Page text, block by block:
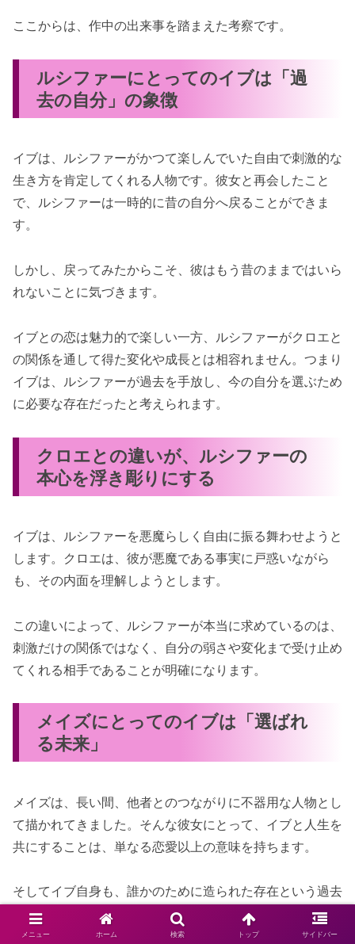
ここからは、作中の出来事を踏まえた考察です。
ルシファーにとってのイブは「過
去の自分」の象徴
イブは、ルシファーがかつて楽しんでいた自由で刺激的な
生き方を肯定してくれる人物です。彼女と再会したこと
で、ルシファーは一時的に昔の自分へ戻ることができま
す。
しかし、戻ってみたからこそ、彼はもう昔のままではいら
れないことに気づきます。
イブとの恋は魅力的で楽しい一方、ルシファーがクロエと
の関係を通して得た変化や成長とは相容れません。つまり
イブは、ルシファーが過去を手放し、今の自分を選ぶため
に必要な存在だったと考えられます。
クロエとの違いが、ルシファーの
本心を浮き彫りにする
イブは、ルシファーを悪魔らしく自由に振る舞わせようと
します。クロエは、彼が悪魔である事実に戸惑いながら
も、その内面を理解しようとします。
この違いによって、ルシファーが本当に求めているのは、
刺激だけの関係ではなく、自分の弱さや変化まで受け止め
てくれる相手であることが明確になります。
メイズにとってのイブは「選ばれ
る未来」
メイズは、長い間、他者とのつながりに不器用な人物とし
て描かれてきました。そんな彼女にとって、イブと人生を
共にすることは、単なる恋愛以上の意味を持ちます。
そしてイブ自身も、誰かのために造られた存在という過去
から離れ、メイズを自分の意思で選びます。
メニュー ホーム 検索 トップ サイドバー